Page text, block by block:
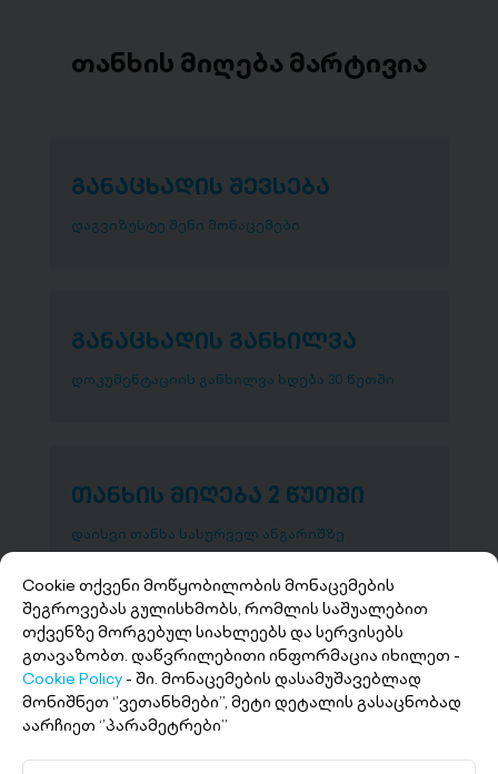
თანხის მიღება მარტივია
განაცხადის შევსება
დაგვიზუსტე შენი მონაცემები
განაცხადის განხილვა
დოკუმენტაციის განხილვა ხდება 30 წუთში
თანხის მიღება 2 წუთში
დაისვი თანხა სასურველ ანგარიშზე
Cookie თქვენი მოწყობილობის მონაცემების
შეგროვებას გულისხმობს, რომლის საშუალებით
თქვენზე მორგებულ სიახლეებს და სერვისებს
გთავაზობთ. დაწვრილებითი ინფორმაცია იხილეთ -
Cookie Policy - ში. მონაცემების დასამუშავებლად
მონიშნეთ ‘’ვეთანხმები’’, მეტი დეტალის გასაცნობად
აარჩიეთ ‘’პარამეტრები’’